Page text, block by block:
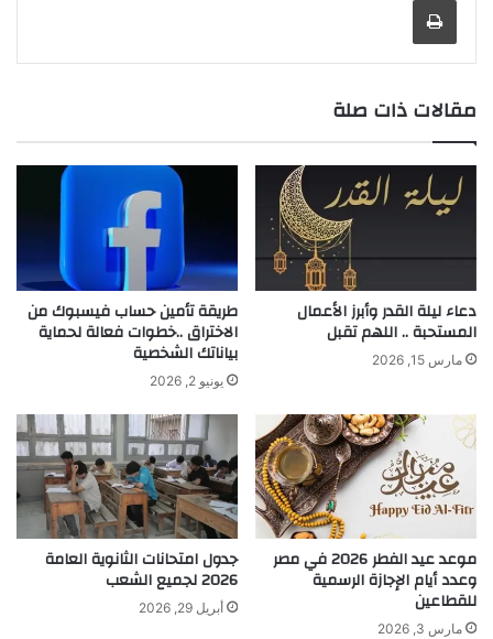
مقالات ذات صلة
دعاء ليلة القدر وأبرز الأعمال
المستحبة .. اللهم تقبل
مارس 15, 2026
طريقة تأمين حساب فيسبوك من
الاختراق ..خطوات فعالة لحماية
بياناتك الشخصية
يونيو 2, 2026
موعد عيد الفطر 2026 في مصر
وعدد أيام الإجازة الرسمية
للقطاعين
مارس 3, 2026
جدول امتحانات الثانوية العامة
2026 لجميع الشعب
أبريل 29, 2026